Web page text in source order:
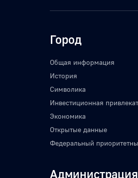
Город
Общая информация
История
Символика
Инвестиционная
Экономика
Открытые данные
Федеральный
Администрация